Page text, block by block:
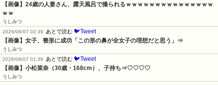
【画像】24歳の人妻さん、露天風呂で撮られるｗｗｗｗｗｗｗｗｗｗｗｗｗｗｗ
ｗｗ
うしみつ
2026/08/07 02:39
あとで読む 🐦Tweet
【画像】女子、整形に成功「この形の鼻が全女子の理想だと思う」⇒
うしみつ
2026/08/07 01:39
あとで読む 🐦Tweet
【画像】小松菜奈（30歳・168cm）、子持ち⇒♡♡♡♡
うしみつ